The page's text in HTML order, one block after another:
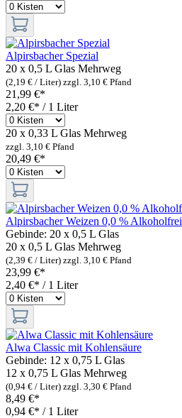
Alpirsbacher Spezial
20 x 0,5 L Glas Mehrweg
(2,19 € / Liter) zzgl. 3,10 € Pfand
21,99 €*
2,20 €* / 1 Liter
20 x 0,33 L Glas Mehrweg
zzgl. 3,10 € Pfand
20,49 €*
Alpirsbacher Weizen 0,0 % Alkoholfrei
Gebinde: 20 x 0,5 L Glas
20 x 0,5 L Glas Mehrweg
(2,39 € / Liter) zzgl. 3,10 € Pfand
23,99 €*
2,40 €* / 1 Liter
Alwa Classic mit Kohlensäure
Gebinde: 12 x 0,75 L Glas
12 x 0,75 L Glas Mehrweg
(0,94 € / Liter) zzgl. 3,30 € Pfand
8,49 €*
0,94 €* / 1 Liter